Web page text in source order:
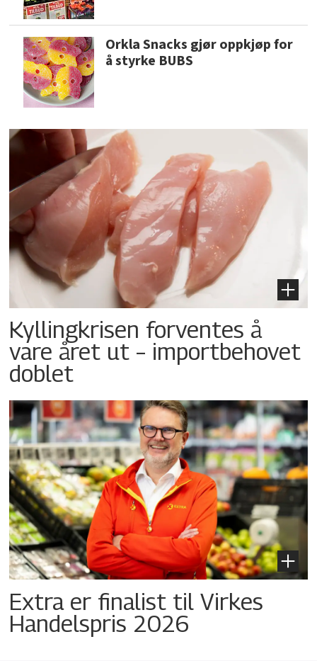
Orkla Snacks gjør oppkjøp for
å styrke BUBS
Kyllingkrisen forventes å
vare året ut – importbehovet
doblet
Extra er finalist til Virkes
Handelspris 2026